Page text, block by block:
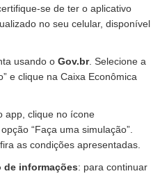
se de ter o aplicativo
no seu celular, disponível
usando o Gov.br. Selecione a
e clique na Caixa Econômica
app, clique no ícone
“Faça uma simulação”.
as condições apresentadas.
de informações: para continuar